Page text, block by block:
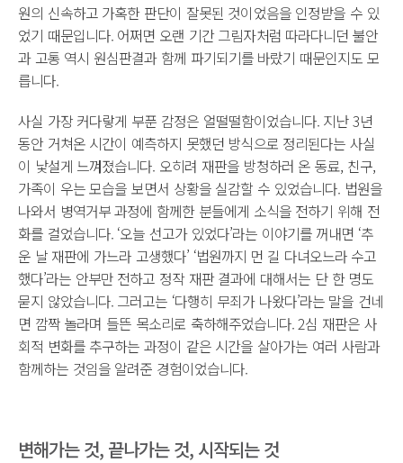
원의 신속하고 가혹한 판단이 잘못된 것이었음을 인정받을 수 있
었기 때문입니다. 어쩌면 오랜 기간 그림자처럼 따라다니던 불안
과 고통 역시 원심판결과 함께 파기되기를 바랐기 때문인지도 모
릅니다.
사실 가장 커다랗게 부푼 감정은 얼떨떨함이었습니다. 지난 3년
동안 거쳐온 시간이 예측하지 못했던 방식으로 정리된다는 사실
이 낯설게 느껴졌습니다. 오히려 재판을 방청하러 온 동료, 친구,
가족이 우는 모습을 보면서 상황을 실감할 수 있었습니다. 법원을
나와서 병역거부 과정에 함께한 분들에게 소식을 전하기 위해 전
화를 걸었습니다. ‘오늘 선고가 있었다’라는 이야기를 꺼내면 ‘추
운 날 재판에 가느라 고생했다’ ‘법원까지 먼 길 다녀오느라 수고
했다’라는 안부만 전하고 정작 재판 결과에 대해서는 단 한 명도
묻지 않았습니다. 그러고는 ‘다행히 무죄가 나왔다’라는 말을 건네
면 깜짝 놀라며 들뜬 목소리로 축하해주었습니다. 2심 재판은 사
회적 변화를 추구하는 과정이 같은 시간을 살아가는 여러 사람과
함께하는 것임을 알려준 경험이었습니다.
변해가는 것, 끝나가는 것, 시작되는 것